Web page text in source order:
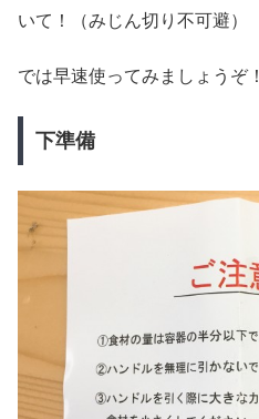
いて！（みじん切り不可避）
では早速使ってみましょうぞ！
下準備